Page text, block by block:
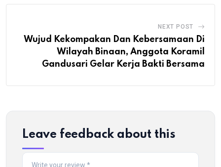
NEXT POST
Wujud Kekompakan Dan Kebersamaan Di
Wilayah Binaan, Anggota Koramil
Gandusari Gelar Kerja Bakti Bersama
Leave feedback about this